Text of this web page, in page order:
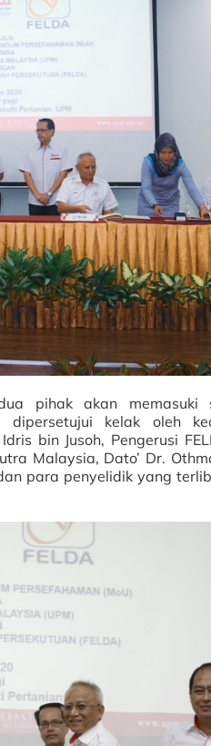
pihak akan memasuki
dipersetujui kelak oleh
bin Jusoh, Pengerusi
Malaysia, Dato’ Dr.
para penyelidik yang